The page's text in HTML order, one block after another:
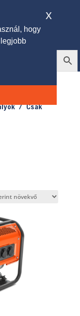
/ Csak
hogy
x